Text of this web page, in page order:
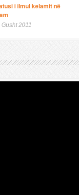
i ilmul kelamit në
Gusht 2011